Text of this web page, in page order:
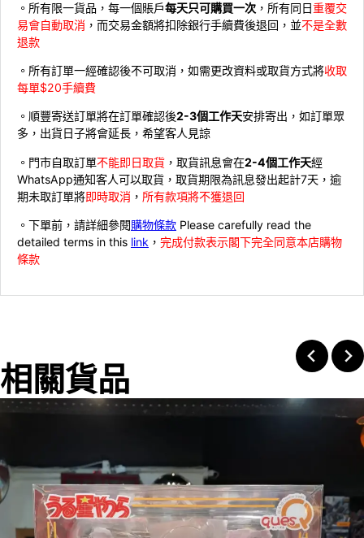
。所有限一貨品，每一個賬戶每天只可購買一次 ，所有同日重覆交
易會自動取消 ，而交易金額將扣除銀行手續費後退回，並不是全數
退款
。所有訂單一經確認後不可取消，如需更改資料或取貨方式將收取
每單$20手續費
。順豐寄送訂單將在訂單確認後2-3個工作天安排寄出，如訂單眾
多，出貨日子將會延長，希望客人見諒
。門市自取訂單不能即日取貨 ，取貨訊息會在2-4個工作天經
WhatsApp通知客人可以取貨，取貨期限為訊息發出起計7天，逾
期未取訂單將即時取消 ， 所有款項將不獲退回
。下單前，請詳細參閱購物條款 Please carefully read the
detailed terms in this link ， 完成付款表示閣下完全同意本店購物
條款
相關貨品